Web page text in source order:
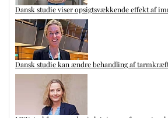
Dansk studie viser opsigtsvækkende effekt af
Dansk studie kan ændre behandling af